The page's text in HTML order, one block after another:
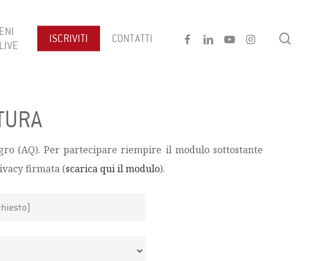
ENI
LIVE
ISCRIVITI CONTATTI FACEBOOKLINKEDINYOUTUBEINSTAGRAM
(AQ). Per partecipare riempire il modulo sottostante
firmata (scarica qui il modulo).